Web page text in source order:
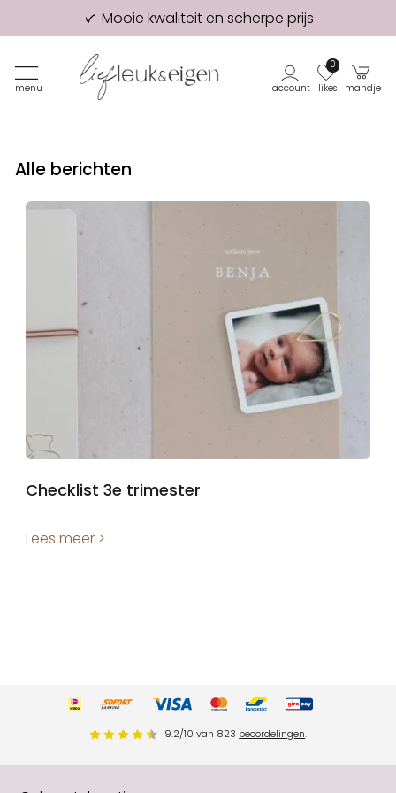
Mooie kwaliteit en scherpe prijs
98% van onze klanten beveelt ons aan!
Eerste proefdruk GRATIS
menu account likes
0
mandje
Alle berichten
Checklist 3e trimester
Lees meer >
9.2/10 van 823 beoordelingen.